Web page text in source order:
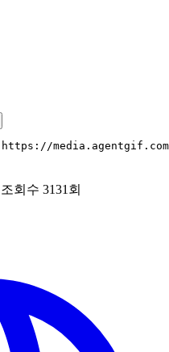
조회수 3131회